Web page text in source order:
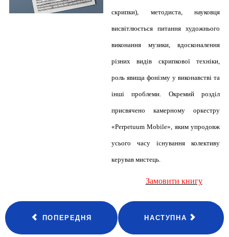
скрипки), методиста, науковця
висвітлюється питання художнього
виконання музики, вдосконалення
різних видів скрипкової техніки,
роль явища фонізму у виконавстві та
інші проблеми. Окремий розділ
присвячено камерному оркестру
«Perpetuum Mobile», яким упродовж
усього часу існування колективу
керував мистець.
Замовити книгу
ПОПЕРЕДНЯ НАСТУПНА